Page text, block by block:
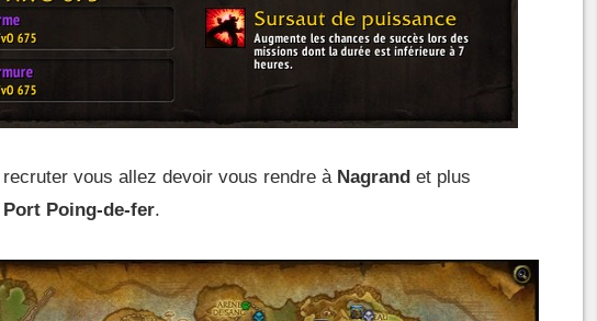
vous allez devoir vous rendre à Nagrand et plus
Port Poing-de-fer.